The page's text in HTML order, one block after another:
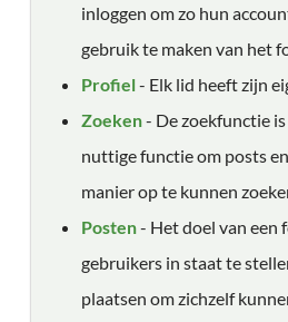
inloggen om zo hun
gebruik te maken van het
Profiel- Elk lid heeft zijn
Zoeken- De zoekfunctie
nuttige functie om posts
manier op te kunnen
Posten- Het doel van een
gebruikers in staat te
plaatsen om zichzelf